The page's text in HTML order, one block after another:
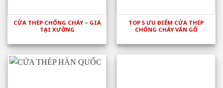
CỬA THÉP CHỐNG CHÁY – GIÁ
TẠI XƯỞNG
TOP 5 ƯU ĐIỂM CỬA THÉP
CHỐNG CHÁY VÂN GỖ